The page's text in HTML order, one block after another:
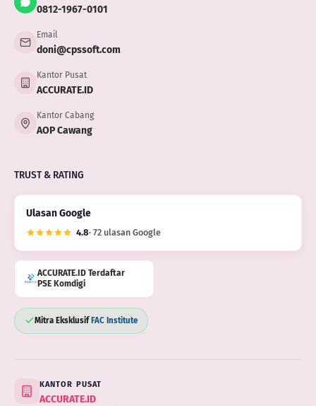
0812-1967-0101
Email
doni@cpssoft.com
Kantor Pusat
ACCURATE.ID
Kantor Cabang
AOP Cawang
TRUST & RATING
Ulasan Google
4.8· 72 ulasan Google
ACCURATE.ID Terdaftar
PSE Komdigi
Mitra Eksklusif FAC Institute
KANTOR PUSAT
ACCURATE.ID